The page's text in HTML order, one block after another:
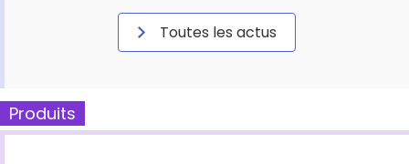
Toutes les actus
Produits